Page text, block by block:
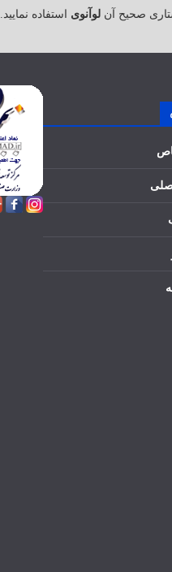
صحیح آن لوآنوی استفاده نمایید.